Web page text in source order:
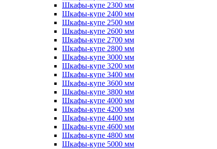
Шкафы-купе 2300 мм
Шкафы-купе 2400 мм
Шкафы-купе 2500 мм
Шкафы-купе 2600 мм
Шкафы-купе 2700 мм
Шкафы-купе 2800 мм
Шкафы-купе 3000 мм
Шкафы-купе 3200 мм
Шкафы-купе 3400 мм
Шкафы-купе 3600 мм
Шкафы-купе 3800 мм
Шкафы-купе 4000 мм
Шкафы-купе 4200 мм
Шкафы-купе 4400 мм
Шкафы-купе 4600 мм
Шкафы-купе 4800 мм
Шкафы-купе 5000 мм